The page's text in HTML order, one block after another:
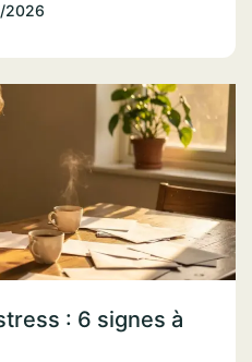
2026
: 6 signes à